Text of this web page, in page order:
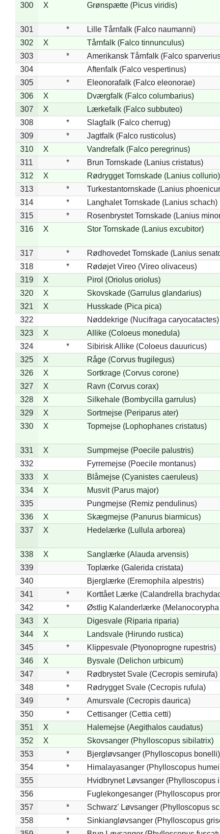
300
X Grønspætte (Picus viridis)
301 *
Lille Tårnfalk (Falco naumanni)
302
X
Tårnfalk (Falco tinnunculus)
303
*
Amerikansk Tårnfalk (Falco
304
Aftenfalk (Falco vespertinus)
305
*
Eleonorafalk (Falco eleonorae)
306
X
Dværgfalk (Falco columbarius)
307
X
Lærkefalk (Falco subbuteo)
308
*
Slagfalk (Falco cherrug)
309
*
Jagtfalk (Falco rusticolus)
310
X
Vandrefalk (Falco peregrinus)
311
*
Brun Tornskade (Lanius cristatus)
312
X
Rødrygget Tornskade (Lanius collurio)
313
*
Turkestantornskade (Lanius
314
*
Langhalet Tornskade (Lanius schach)
315
*
Rosenbrystet Tornskade (Lanius
316
X Stor Tornskade (Lanius excubitor)
317 *
Rødhovedet Tornskade (Lanius
318
*
Rødøjet Vireo (Vireo olivaceus)
319
X
Pirol (Oriolus oriolus)
320
X
Skovskade (Garrulus glandarius)
321
X
Husskade (Pica pica)
322
Nøddekrige (Nucifraga caryocatactes)
323
X
Allike (Coloeus monedula)
324
*
Sibirisk Allike (Coloeus dauuricus)
325
X
Råge (Corvus frugilegus)
326
X
Sortkrage (Corvus corone)
327
X
Ravn (Corvus corax)
328
X
Silkehale (Bombycilla garrulus)
329
X
Sortmejse (Periparus ater)
330
X Topmejse (Lophophanes cristatus)
331 X
Sumpmejse (Poecile palustris)
332
Fyrremejse (Poecile montanus)
333
X
Blåmejse (Cyanistes caeruleus)
334
X
Musvit (Parus major)
335
Pungmejse (Remiz pendulinus)
336
X
Skægmejse (Panurus biarmicus)
337
X Hedelærke (Lullula arborea)
338 X
Sanglærke (Alauda arvensis)
339
Toplærke (Galerida cristata)
340
Bjerglærke (Eremophila alpestris)
341
*
Korttået Lærke (Calandrella
342
*
Østlig Kalanderlærke (Melanocorypha
343
X
Digesvale (Riparia riparia)
344
X
Landsvale (Hirundo rustica)
345
*
Klippesvale (Ptyonoprogne rupestris)
346
X
Bysvale (Delichon urbicum)
347
*
Rødbrystet Svale (Cecropis semirufa)
348
*
Rødrygget Svale (Cecropis rufula)
349
*
Amursvale (Cecropis daurica)
350
*
Cettisanger (Cettia cetti)
351
X
Halemejse (Aegithalos caudatus)
352
X
Skovsanger (Phylloscopus sibilatrix)
353
*
Bjergløvsanger (Phylloscopus bonelli)
354
*
Himalayasanger (Phylloscopus
355
Hvidbrynet Løvsanger (Phylloscopus
356
Fuglekongesanger (Phylloscopus
357
*
Schwarz' Løvsanger (Phylloscopus
358
*
Sinkiangløvsanger (Phylloscopus